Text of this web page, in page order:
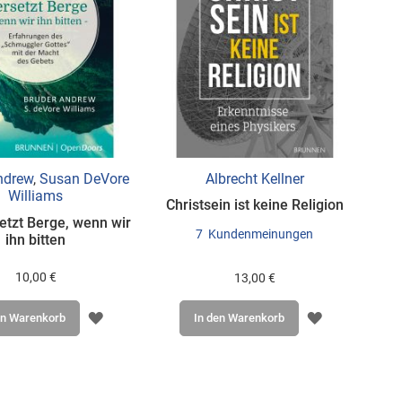
,Susan DeVore
Williams
Berge, wenn wir
ihn bitten
10,00 €
Warenkorb ZUR
Albrecht Kellner
Christsein ist keine Religion
7 Kundenmeinungen
13,00 €
In den Warenkorb ZUR